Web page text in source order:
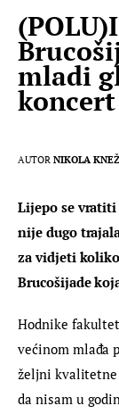
mladi
koncert
AUTOR NIKOLA
Lijepo se
nije dugo
za vidjeti
Brucošijade
Hodnike
većinom mlađa
željni kvalitetne
da nisam u